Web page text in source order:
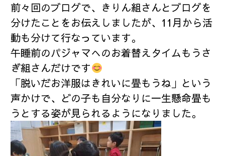
前々回のブログで、きりん組さんとブログを
分けたことをお伝えしましたが、11月から活
動も分けて行なっています。
午睡前のパジャマへのお着替えタイムもうさ
ぎ組さんだけです
「脱いだお洋服はきれいに畳もうね」という
声かけで、どの子も自分なりに一生懸命畳も
うとする姿が見られるようになりました。